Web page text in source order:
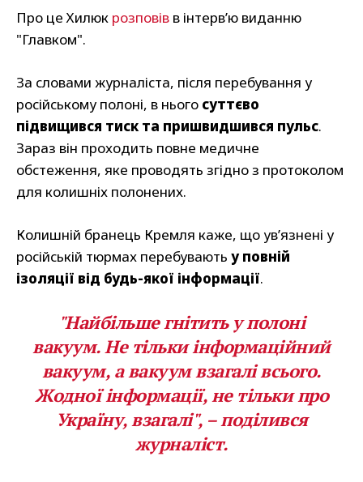
Про це Хилюк розповів в інтерв’ю виданню
"Главком".
За словами журналіста, після перебування у
російському полоні, в нього суттєво
підвищився тиск та пришвидшився пульс.
Зараз він проходить повне медичне
обстеження, яке проводять згідно з протоколом
для колишніх полонених.
Колишній бранець Кремля каже, що ув’язнені у
російській тюрмах перебувають у повній
ізоляції від будь-якої інформації.
"Найбільше гнітить у полоні
вакуум. Не тільки інформаційний
вакуум, а вакуум взагалі всього.
Жодної інформації, не тільки про
Україну, взагалі", – поділився
журналіст.